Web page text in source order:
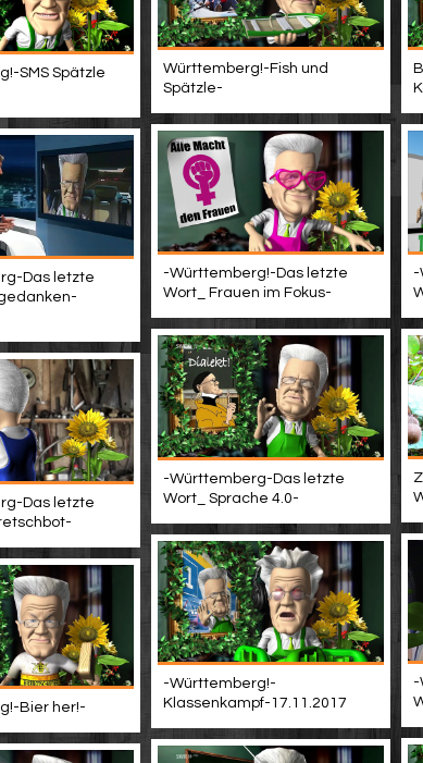
Württemberg!-Fish und
Spätzle-
SMS Spätzle
-Württemberg!-Das letzte
Wort_ Frauen im Fokus-
-
Das letzte
-Württemberg-Das letzte
Wort_ Sprache 4.0-
Das letzte
-
-Württemberg!-
Klassenkampf-17.11.2017
Bier her!-